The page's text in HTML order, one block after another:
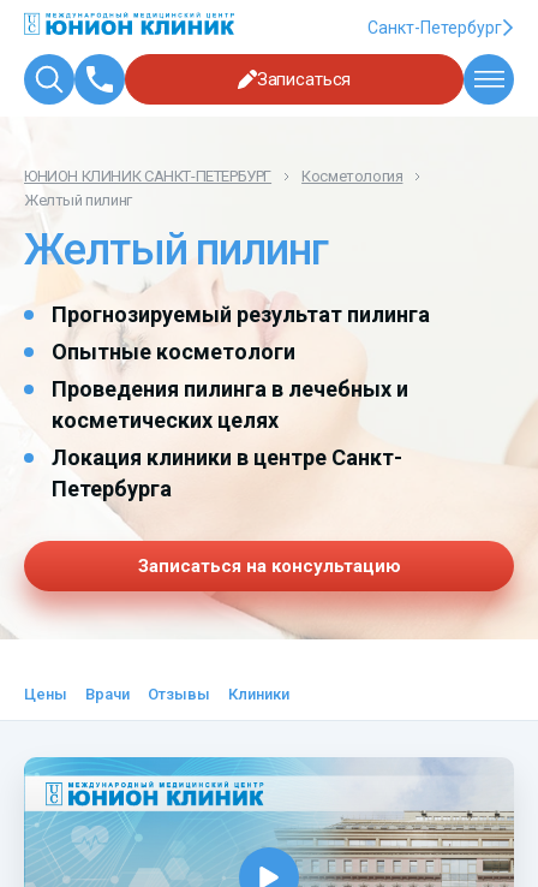
Санкт-Петербург
Записаться
ЮНИОН КЛИНИК САНКТ-ПЕТЕРБУРГ
Косметология
Желтый пилинг
Желтый пилинг
Прогнозируемый результат пилинга
Опытные косметологи
Проведения пилинга в лечебных и
косметических целях
Локация клиники в центре Санкт-
Петербурга
Записаться на консультацию
Цены Врачи Отзывы Клиники